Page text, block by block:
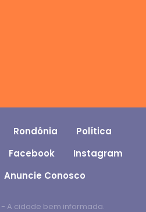
Rondônia
Política
Facebook
Instagram
Anuncie Conosco
- A cidade bem informada.